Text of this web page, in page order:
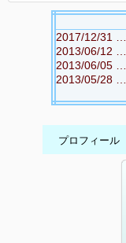
2017/12/31 …
2013/06/12 …
2013/06/05 …
2013/05/28 …
プロフィール